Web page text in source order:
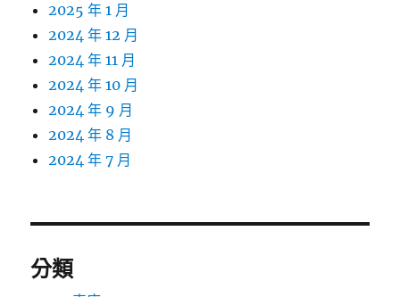
2025 年 1 月
2024 年 12 月
2024 年 11 月
2024 年 10 月
2024 年 9 月
2024 年 8 月
2024 年 7 月
分類